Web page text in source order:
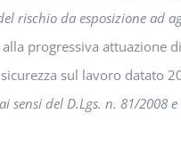
rischio da esposizione ad
progressiva attuazione
sul lavoro datato
del D.Lgs. n. 81/2008 e